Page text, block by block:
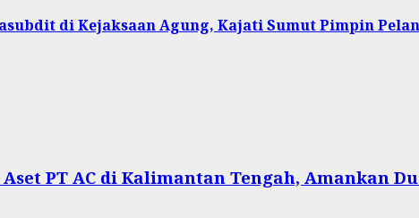
di Kejaksaan Agung, Kajati Sumut Pimpin
PT AC di Kalimantan Tengah, Amankan